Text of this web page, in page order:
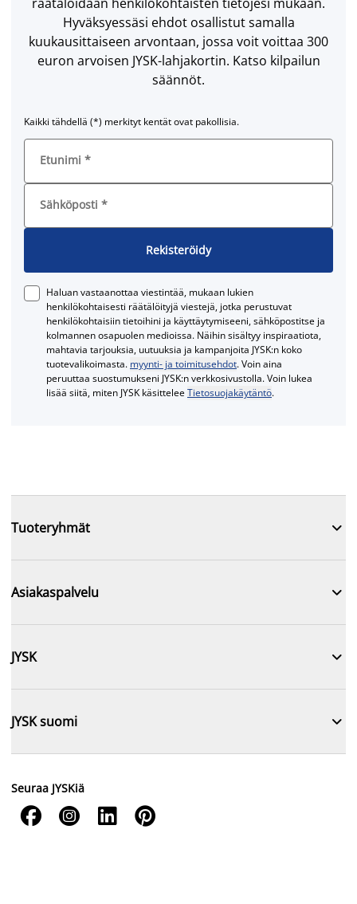
Hyväksyessäsi ehdot osallistut samalla
kuukausittaiseen arvontaan, jossa voit voittaa 300
euron arvoisen JYSK-lahjakortin. Katso kilpailun
säännöt.
Kaikki tähdellä (*) merkityt kentät ovat pakollisia.
Etunimi *
Sähköposti *
Rekisteröidy
Haluan vastaanottaa viestintää, mukaan lukien
henkilökohtaisesti räätälöityjä viestejä, jotka perustuvat
henkilökohtaisiin tietoihini ja käyttäytymiseeni, sähköpostitse ja
kolmannen osapuolen medioissa. Näihin sisältyy inspiraatiota,
mahtavia tarjouksia, uutuuksia ja kampanjoita JYSK:n koko
tuotevalikoimasta. myynti- ja toimitusehdot. Voin aina
peruuttaa suostumukseni JYSK:n verkkosivustolla. Voin lukea
lisää siitä, miten JYSK käsitteleeTietosuojakäytäntö.
Tuoteryhmät 
Asiakaspalvelu 
JYSK 
JYSK suomi 
Seuraa JYSKiä
   